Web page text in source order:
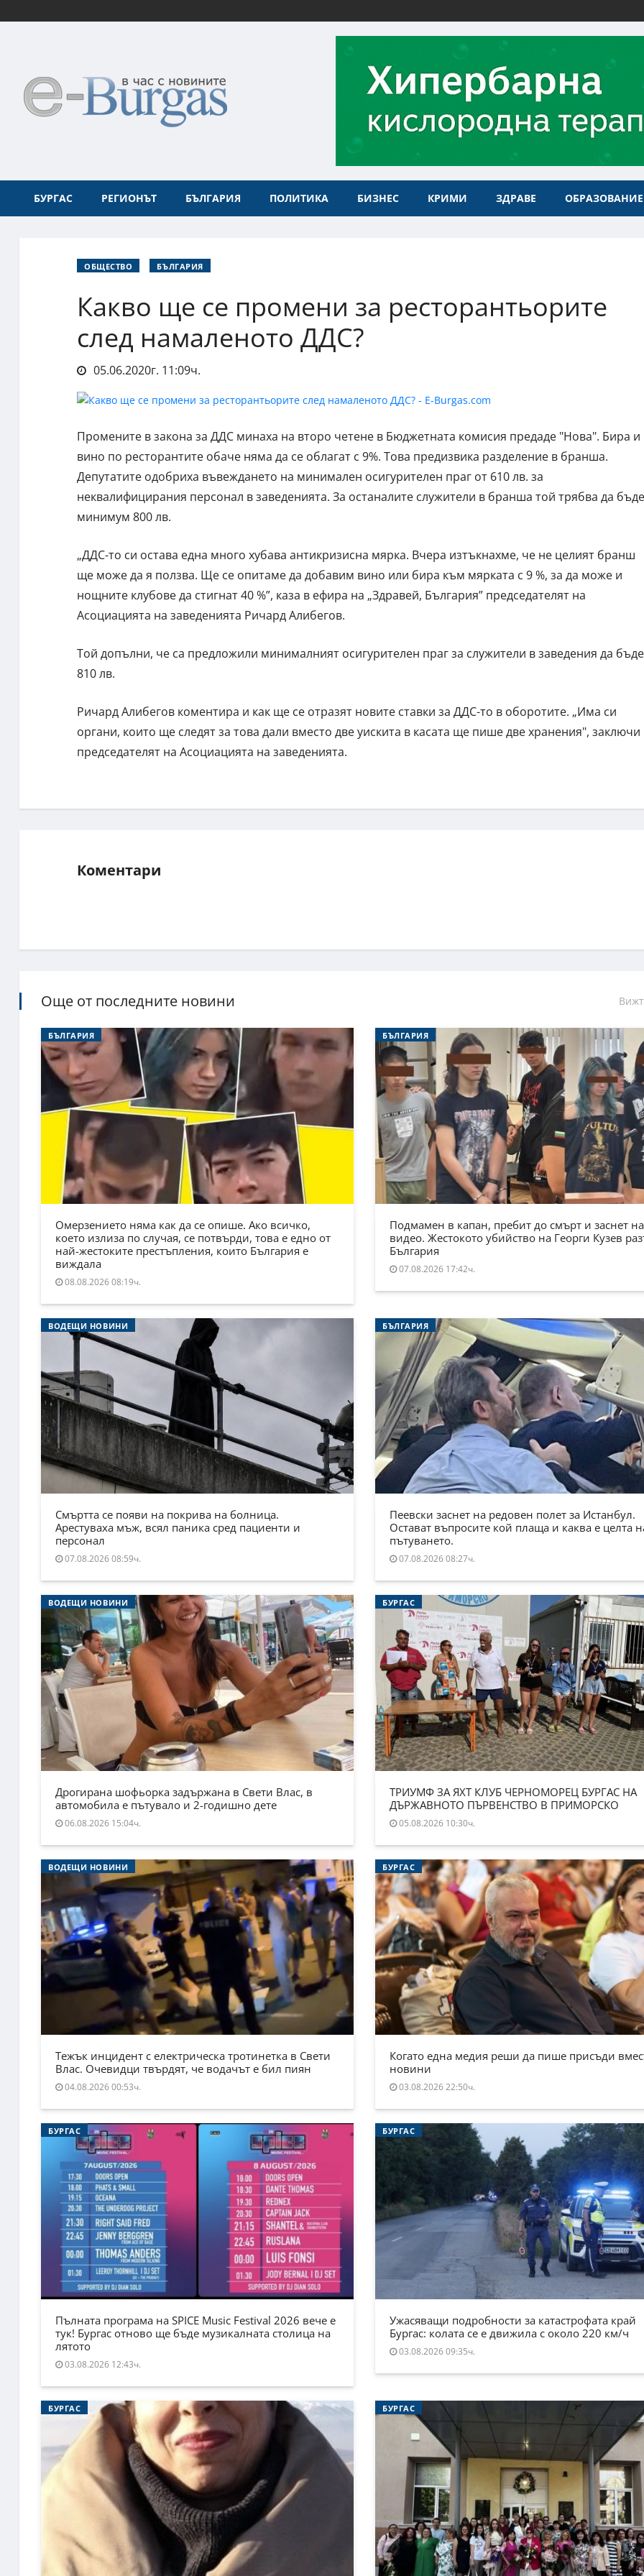
БУРГАС РЕГИОНЪТ БЪЛГАРИЯ ПОЛИТИКА БИЗНЕС КРИМИ ЗДРАВЕ ОБРАЗОВАНИЕ
ОБЩЕСТВО БЪЛГАРИЯ
Какво ще се промени за ресторантьорите
след намаленото ДДС?
05.06.2020г. 11:09ч.
Промените в закона за ДДС минаха на второ четене в Бюджетната комисия предаде "Нова". Бира и
вино по ресторантите обаче няма да се облагат с 9%. Това предизвика разделение в бранша.
Депутатите одобриха въвеждането на минимален осигурителен праг от 610 лв. за
неквалифицирания персонал в заведенията. За останалите служители в бранша той трябва да бъде
минимум 800 лв.
„ДДС-то си остава една много хубава антикризисна мярка. Вчера изтъкнахме, че не целият бранш
ще може да я ползва. Ще се опитаме да добавим вино или бира към мярката с 9 %, за да може и
нощните клубове да стигнат 40 %”, каза в ефира на „Здравей, България” председателят на
Асоциацията на заведенията Ричард Алибегов.
Той допълни, че са предложили минималният осигурителен праг за служители в заведения да бъде
810 лв.
Ричард Алибегов коментира и как ще се отразят новите ставки за ДДС-то в оборотите. „Има си
органи, които ще следят за това дали вместо две уискита в касата ще пише две хранения", заключи
председателят на Асоциацията на заведенията.
Коментари
Още от последните новини
БЪЛГАРИЯ
Омерзението няма как да се опише. Ако всичко,
което излиза по случая, се потвърди, това е едно от
най-жестоките престъпления, които България е
виждала
08.08.2026 08:19ч.
БЪЛГАРИЯ
Подмамен в капан, пребит до смърт и заснет на
видео. Жестокото убийство на Георги Кузев
България
07.08.2026 17:42ч.
ВОДЕЩИ НОВИНИ
Смъртта се появи на покрива на болница.
Арестуваха мъж, всял паника сред пациенти и
персонал
07.08.2026 08:59ч.
БЪЛГАРИЯ
Пеевски заснет на редовен полет за Истанбул.
Остават въпросите кой плаща и каква е целта
пътуването.
07.08.2026 08:27ч.
ВОДЕЩИ НОВИНИ
Дрогирана шофьорка задържана в Свети Влас, в
автомобила е пътувало и 2-годишно дете
06.08.2026 15:04ч.
БУРГАС
ТРИУМФ ЗА ЯХТ КЛУБ ЧЕРНОМОРЕЦ БУРГАС НА
ДЪРЖАВНОТО ПЪРВЕНСТВО В ПРИМОРСКО
05.08.2026 10:30ч.
ВОДЕЩИ НОВИНИ
Тежък инцидент с електрическа тротинетка в Свети
Влас. Очевидци твърдят, че водачът е бил пиян
04.08.2026 00:53ч.
БУРГАС
Когато една медия реши да пише присъди
новини
03.08.2026 22:50ч.
БУРГАС
Пълната програма на SPICE Music Festival 2026 вече е
тук! Бургас отново ще бъде музикалната столица на
лятото
03.08.2026 12:43ч.
БУРГАС
Ужасяващи подробности за катастрофата край
Бургас: колата се е движила с около 220 км/ч
03.08.2026 09:35ч.
БУРГАС БУРГАС